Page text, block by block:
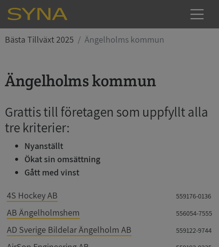
Bästa Tillväxt 2025 Ängelholms kommun
Ängelholms kommun
Grattis till företagen som uppfyllt alla
tre kriterier:
Nyanställt
Ökat sin omsättning
Gått med vinst
4S Hockey AB 559176-0136
AB Ängelholmshem 556054-7555
AD Sverige Bildelar Ängelholm AB 559122-9744